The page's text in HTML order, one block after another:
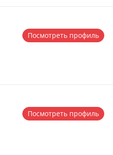
Посмотреть профиль
Посмотреть профиль